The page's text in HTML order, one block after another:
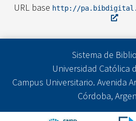
URL base http://
Sistema de
Universidad Católica
Campus Universitario. Avenida
Córdoba,